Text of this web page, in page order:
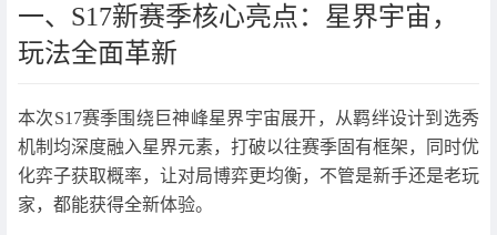
一、S17新赛季核心亮点：星界宇宙，
玩法全面革新
本次S17赛季围绕巨神峰星界宇宙展开，从羁绊设计到选秀
机制均深度融入星界元素，打破以往赛季固有框架，同时优
化弈子获取概率，让对局博弈更均衡，不管是新手还是老玩
家，都能获得全新体验。